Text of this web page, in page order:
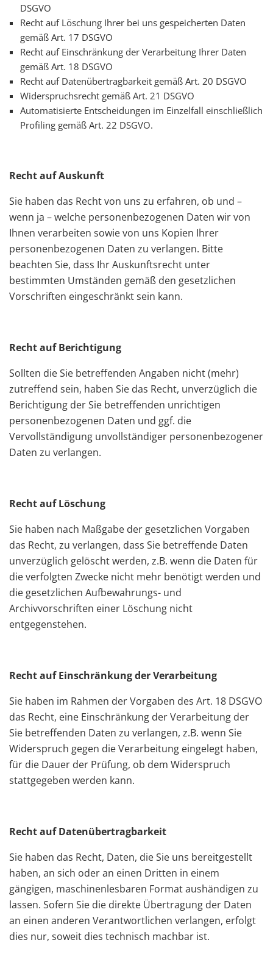
DSGVO
Recht auf Löschung Ihrer bei uns gespeicherten Daten
gemäß Art. 17 DSGVO
Recht auf Einschränkung der Verarbeitung Ihrer Daten
gemäß Art. 18 DSGVO
Recht auf Datenübertragbarkeit gemäß Art. 20 DSGVO
Widerspruchsrecht gemäß Art. 21 DSGVO
Automatisierte Entscheidungen im Einzelfall einschließlich
Profiling gemäß Art. 22 DSGVO.
Recht auf Auskunft
Sie haben das Recht von uns zu erfahren, ob und –
wenn ja – welche personenbezogenen Daten wir von
Ihnen verarbeiten sowie von uns Kopien Ihrer
personenbezogenen Daten zu verlangen. Bitte
beachten Sie, dass Ihr Auskunftsrecht unter
bestimmten Umständen gemäß den gesetzlichen
Vorschriften eingeschränkt sein kann.
Recht auf Berichtigung
Sollten die Sie betreffenden Angaben nicht (mehr)
zutreffend sein, haben Sie das Recht, unverzüglich die
Berichtigung der Sie betreffenden unrichtigen
personenbezogenen Daten und ggf. die
Vervollständigung unvollständiger personenbezogener
Daten zu verlangen.
Recht auf Löschung
Sie haben nach Maßgabe der gesetzlichen Vorgaben
das Recht, zu verlangen, dass Sie betreffende Daten
unverzüglich gelöscht werden, z.B. wenn die Daten für
die verfolgten Zwecke nicht mehr benötigt werden und
die gesetzlichen Aufbewahrungs- und
Archivvorschriften einer Löschung nicht
entgegenstehen.
Recht auf Einschränkung der Verarbeitung
Sie haben im Rahmen der Vorgaben des Art. 18 DSGVO
das Recht, eine Einschränkung der Verarbeitung der
Sie betreffenden Daten zu verlangen, z.B. wenn Sie
Widerspruch gegen die Verarbeitung eingelegt haben,
für die Dauer der Prüfung, ob dem Widerspruch
stattgegeben werden kann.
Recht auf Datenübertragbarkeit
Sie haben das Recht, Daten, die Sie uns bereitgestellt
haben, an sich oder an einen Dritten in einem
gängigen, maschinenlesbaren Format aushändigen zu
lassen. Sofern Sie die direkte Übertragung der Daten
an einen anderen Verantwortlichen verlangen, erfolgt
dies nur, soweit dies technisch machbar ist.